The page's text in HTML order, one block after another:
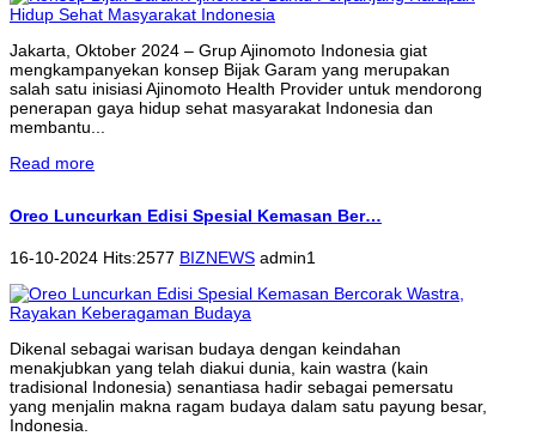
Jakarta, Oktober 2024 – Grup Ajinomoto Indonesia giat
mengkampanyekan konsep Bijak Garam yang merupakan
salah satu inisiasi Ajinomoto Health Provider untuk mendorong
penerapan gaya hidup sehat masyarakat Indonesia dan
membantu...
Read more
Oreo Luncurkan Edisi Spesial Kemasan Ber…
16-10-2024 Hits:2577 BIZNEWS admin1
Dikenal sebagai warisan budaya dengan keindahan
menakjubkan yang telah diakui dunia, kain wastra (kain
tradisional Indonesia) senantiasa hadir sebagai pemersatu
yang menjalin makna ragam budaya dalam satu payung besar,
Indonesia.